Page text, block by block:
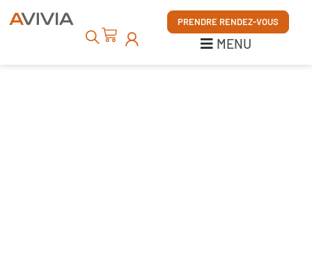
PRENDRE RENDEZ-VOUS
MENU
MENU